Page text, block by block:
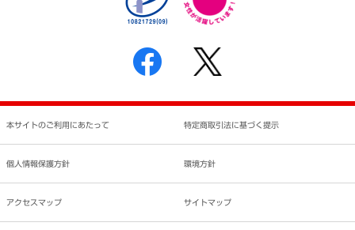
反社会的勢力に対する基本方針
書面による個人情報の開示等の請求の手続きについて
本サイトのご利用にあたって 特定商取引法に基づく提示
個人情報保護方針 環境方針
アクセスマップ サイトマップ